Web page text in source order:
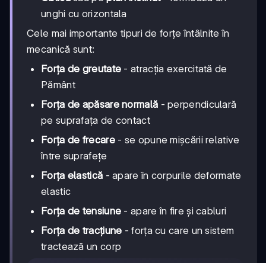
unghi cu orizontala
Cele mai importante tipuri de forțe întâlnite în
mecanică sunt:
Forța de greutate - atracția exercitată de
Pământ
Forța de apăsare normală - perpendiculară
pe suprafața de contact
Forța de frecare- se opune mișcării relative
între suprafețe
Forța elastică - apare în corpurile deformate
elastic
Forța de tensiune - apare în fire și cabluri
Forța de tracțiune - forța cu care un sistem
tractează un corp